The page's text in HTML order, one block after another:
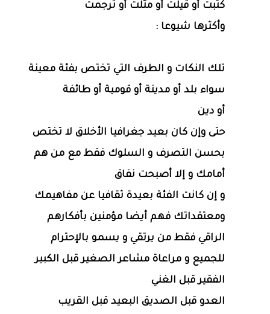
كتبت أو قيلت أو مثلت أو ترجمت
وأكثرها شيوعا :
تلك النكات و الطرف التي تختص بفئة معينة
سواء بلد أو مدينة أو قومية أو طائفة
أو دين
حتى وإن كان بعيد جغرافيا الأخلاق لا تختص
بحسن التصرف و السلوك فقط مع من هم
أمامك و إلا أصبحت نفاق
و إن كانت الفئة بعيدة ثقافيا عن مفاهيمك
ومعتقداتك فهم أيضا مؤمنين بأفكارهم
الراقي فقط من يرتقي و يسمو بالإحترام
للجميع و مراعاة مشاعر الصغير قبل الكبير
الفقير قبل الغني
العدو قبل الصديق البعيد قبل القريب